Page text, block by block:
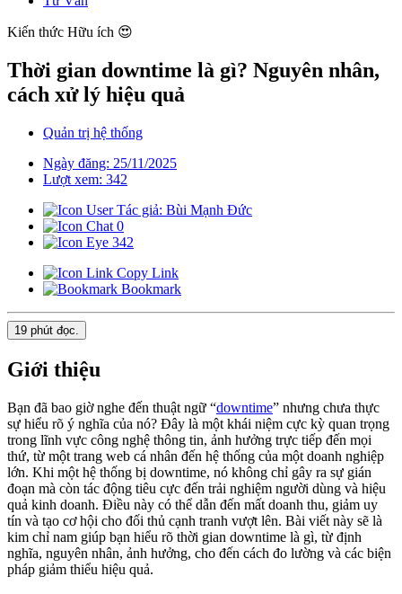
Kiến thức Hữu ích 😍
Thời gian downtime là gì? Nguyên nhân,
cách xử lý hiệu quả
Quản trị hệ thống
Ngày đăng: 25/11/2025
Lượt xem: 342
Tác giả: Bùi Mạnh Đức
0
342
Copy Link
Bookmark
19 phút đọc.
Giới thiệu
Bạn đã bao giờ nghe đến thuật ngữ “downtime” nhưng chưa thực
sự hiểu rõ ý nghĩa của nó? Đây là một khái niệm cực kỳ quan trọng
trong lĩnh vực công nghệ thông tin, ảnh hưởng trực tiếp đến mọi
thứ, từ một trang web cá nhân đến hệ thống của một doanh nghiệp
lớn. Khi một hệ thống bị downtime, nó không chỉ gây ra sự gián
đoạn mà còn tác động tiêu cực đến trải nghiệm người dùng và hiệu
quả kinh doanh. Điều này có thể dẫn đến mất doanh thu, giảm uy
tín và tạo cơ hội cho đối thủ cạnh tranh vượt lên. Bài viết này sẽ là
kim chỉ nam giúp bạn hiểu rõ thời gian downtime là gì, từ định
nghĩa, nguyên nhân, ảnh hưởng, cho đến cách đo lường và các biện
pháp giảm thiểu hiệu quả.